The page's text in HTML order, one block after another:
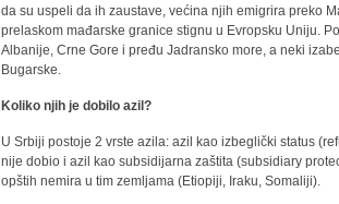
da su uspeli da ih zaustave, većina njih emigrira preko
prelaskom mađarske granice stignu u Evropsku Uniju.
Albanije, Crne Gore i pređu Jadransko more, a neki
Bugarske.
Koliko njih je dobilo azil?
U Srbiji postoje 2 vrste azila: azil kao izbeglički status
nije dobio i azil kao subsidijarna zaštita (subsidiary
opštih nemira u tim zemljama (Etiopiji, Iraku, Somaliji).